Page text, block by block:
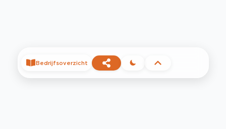
Bedrijfsoverzicht